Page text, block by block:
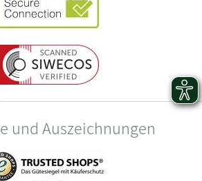
und Auszeichnungen